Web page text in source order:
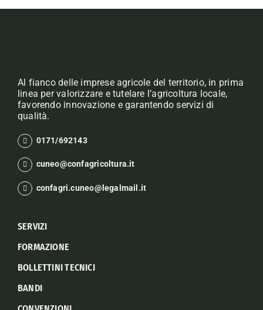
Al fianco delle imprese agricole del territorio, in prima
linea per valorizzare e tutelare l’agricoltura locale,
favorendo innovazione e garantendo servizi di
qualità.
0171/692143
cuneo@confagricoltura.it
confagri.cuneo@legalmail.it
SERVIZI
FORMAZIONE
BOLLETTINI TECNICI
BANDI